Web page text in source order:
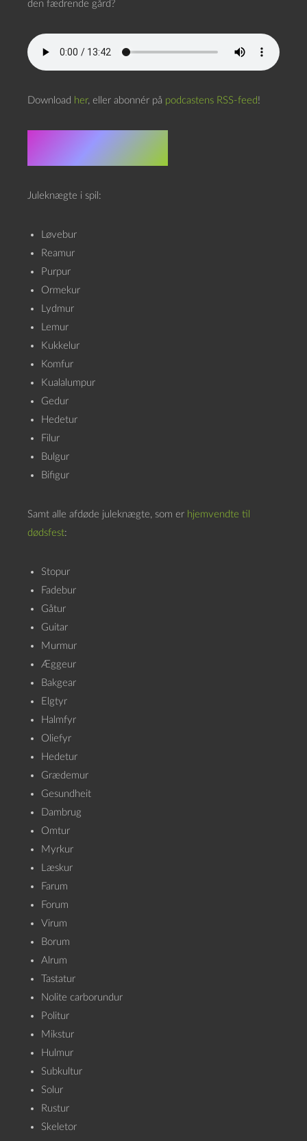
den fædrende gård?
Download her, eller abonnér på podcastens RSS-feed!
Doom scroll
Juleknægte i spil:
Løvebur
Reamur
Purpur
Ormekur
Lydmur
Lemur
Kukkelur
Komfur
Kualalumpur
Gedur
Hedetur
Filur
Bulgur
Bifigur
Samt alle afdøde juleknægte, som er hjemvendte til
dødsfest:
Stopur
Fadebur
Gåtur
Guitar
Murmur
Æggeur
Bakgear
Elgtyr
Halmfyr
Oliefyr
Hedetur
Grædemur
Gesundheit
Dambrug
Omtur
Myrkur
Læskur
Farum
Forum
Virum
Borum
Alrum
Tastatur
Nolite carborundur
Politur
Mikstur
Hulmur
Subkultur
Solur
Rustur
Skeletor